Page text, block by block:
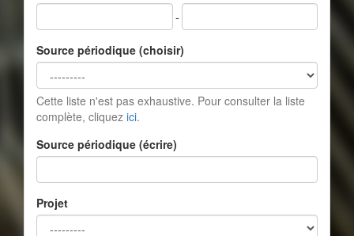
-
Source périodique (choisir)
Cette liste n'est pas exhaustive. Pour consulter la liste
complète, cliquez ici.
Source périodique (écrire)
Projet